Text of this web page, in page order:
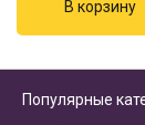
Популярные